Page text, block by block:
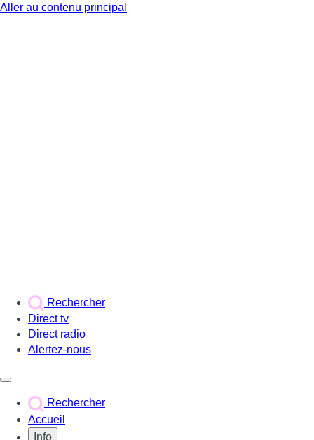
Aller au contenu principal
Rechercher
Direct tv
Direct radio
Alertez-nous
Rechercher
Accueil
Info